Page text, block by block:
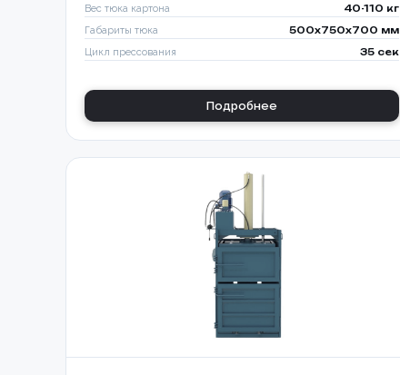
Вес тюка картона 40-110 кг
Габариты тюка 500x750x700 мм
Цикл прессования 35 сек
Подробнее